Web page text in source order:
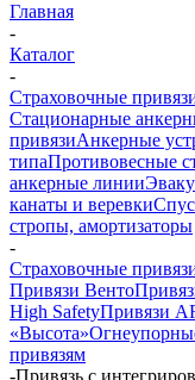
Главная
-
Каталог
-
Страховочные
Стационарные
привязиАнкерные
типаПротивовесные
анкерные линии
канаты и веревки
стропы, амортизаторы
-
Страховочные
Привязи Венто
High SafetyПривязи
«Высота»
привязям
-Привязь с